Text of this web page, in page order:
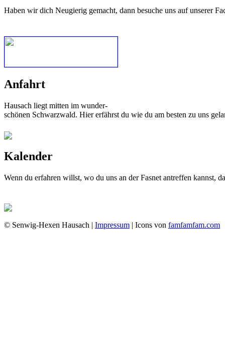
Haben wir dich Neugierig gemacht, dann besuche uns auf unserer
Anfahrt
Hausach liegt mitten im wunder-
schönen Schwarzwald. Hier erfährst du wie du am besten zu uns
Kalender
Wenn du erfahren willst, wo du uns an der Fasnet antreffen kannst,
© Senwig-Hexen Hausach | Impressum | Icons von famfamfam.com